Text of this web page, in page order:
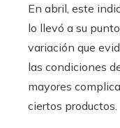
En abril, este
lo llevó a su
variación que
las condiciones
mayores
ciertos productos.